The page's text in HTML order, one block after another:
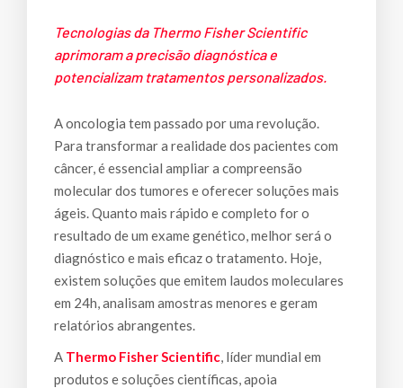
Tecnologias da Thermo Fisher Scientific
aprimoram a precisão diagnóstica e
potencializam tratamentos personalizados.
A oncologia tem passado por uma revolução.
Para transformar a realidade dos pacientes com
câncer, é essencial ampliar a compreensão
molecular dos tumores e oferecer soluções mais
ágeis. Quanto mais rápido e completo for o
resultado de um exame genético, melhor será o
diagnóstico e mais eficaz o tratamento. Hoje,
existem soluções que emitem laudos moleculares
em 24h, analisam amostras menores e geram
relatórios abrangentes.
A Thermo Fisher Scientific, líder mundial em
produtos e soluções científicas, apoia